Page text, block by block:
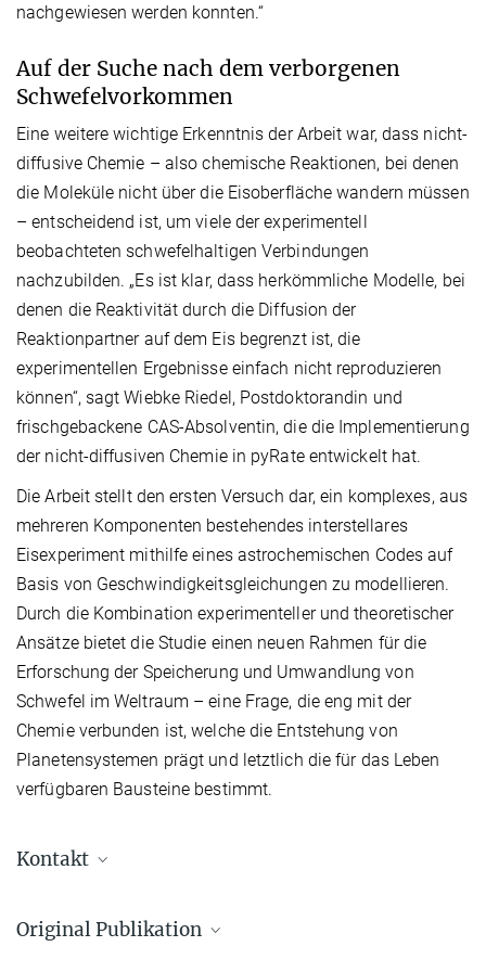
nachgewiesen werden konnten.“
Auf der Suche nach dem verborgenen
Schwefelvorkommen
Eine weitere wichtige Erkenntnis der Arbeit war, dass nicht-
diffusive Chemie – also chemische Reaktionen, bei denen
die Moleküle nicht über die Eisoberfläche wandern müssen
– entscheidend ist, um viele der experimentell
beobachteten schwefelhaltigen Verbindungen
nachzubilden. „Es ist klar, dass herkömmliche Modelle, bei
denen die Reaktivität durch die Diffusion der
Reaktionpartner auf dem Eis begrenzt ist, die
experimentellen Ergebnisse einfach nicht reproduzieren
können“, sagt Wiebke Riedel, Postdoktorandin und
frischgebackene CAS-Absolventin, die die Implementierung
der nicht-diffusiven Chemie in pyRate entwickelt hat.
Die Arbeit stellt den ersten Versuch dar, ein komplexes, aus
mehreren Komponenten bestehendes interstellares
Eisexperiment mithilfe eines astrochemischen Codes auf
Basis von Geschwindigkeitsgleichungen zu modellieren.
Durch die Kombination experimenteller und theoretischer
Ansätze bietet die Studie einen neuen Rahmen für die
Erforschung der Speicherung und Umwandlung von
Schwefel im Weltraum – eine Frage, die eng mit der
Chemie verbunden ist, welche die Entstehung von
Planetensystemen prägt und letztlich die für das Leben
verfügbaren Bausteine bestimmt.
Kontakt
Postdoktorand im Center für Astrochemische
Original Publikation